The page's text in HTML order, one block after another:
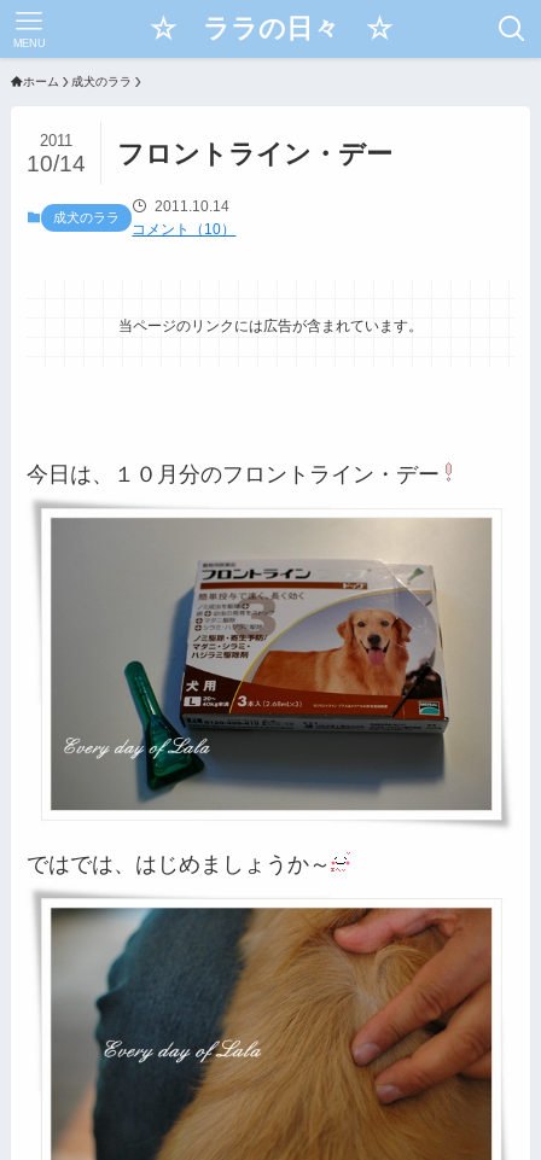
☆ ララの日々 ☆
MENU
ホーム 成犬のララ
フロントライン・デー
2011
10/14
成犬のララ
2011.10.14
コメント（10）
当ページのリンクには広告が含まれています。
今日は、１０月分のフロントライン・デー
ではでは、はじめましょうか～